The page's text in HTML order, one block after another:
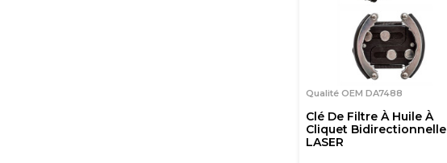
Qualité OEM DA7488
Clé De Filtre À Huile À
Cliquet Bidirectionnelle
LASER